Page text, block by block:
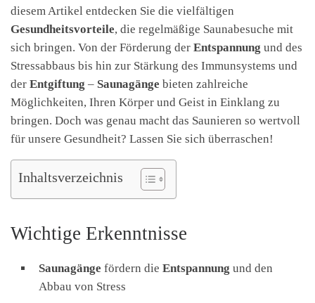
diesem Artikel entdecken Sie die vielfältigen
Gesundheitsvorteile, die regelmäßige Saunabesuche mit
sich bringen. Von der Förderung der Entspannung und des
Stressabbaus bis hin zur Stärkung des Immunsystems und
der Entgiftung – Saunagänge bieten zahlreiche
Möglichkeiten, Ihren Körper und Geist in Einklang zu
bringen. Doch was genau macht das Saunieren so wertvoll
für unsere Gesundheit? Lassen Sie sich überraschen!
Inhaltsverzeichnis
Wichtige Erkenntnisse
Saunagänge fördern die Entspannung und den
Abbau von Stress